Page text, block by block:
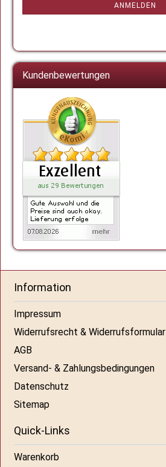
ANMELDEN
Kundenbewertungen
Information
Impressum
Widerrufsrecht & Widerrufsformular
AGB
Versand- & Zahlungsbedingungen
Datenschutz
Sitemap
Quick-Links
Warenkorb